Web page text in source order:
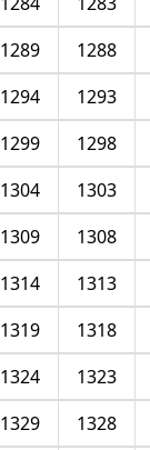
1288
1289
1293
1294
1298
1299
1303
1304
1308
1309
1313
1314
1318
1319
1323
1324
1328
1329